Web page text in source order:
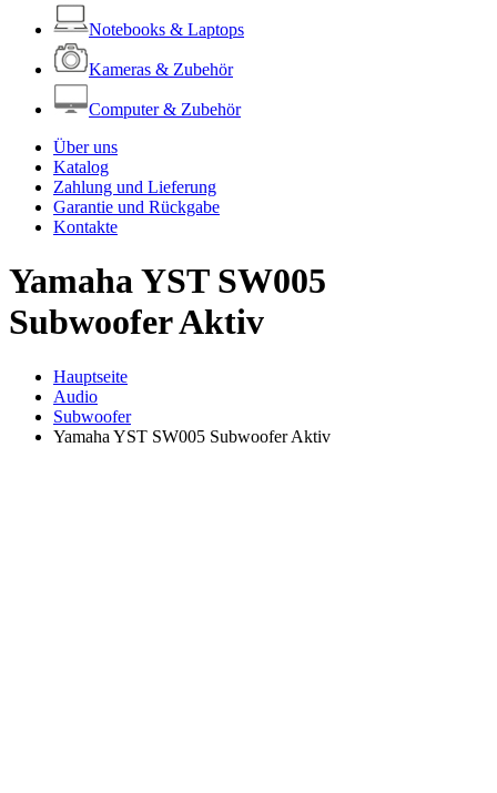
Notebooks & Laptops
Kameras & Zubehör
Computer & Zubehör
Über uns
Katalog
Zahlung und Lieferung
Garantie und Rückgabe
Kontakte
Yamaha YST SW005
Subwoofer Aktiv
Hauptseite
Audio
Subwoofer
Yamaha YST SW005 Subwoofer Aktiv